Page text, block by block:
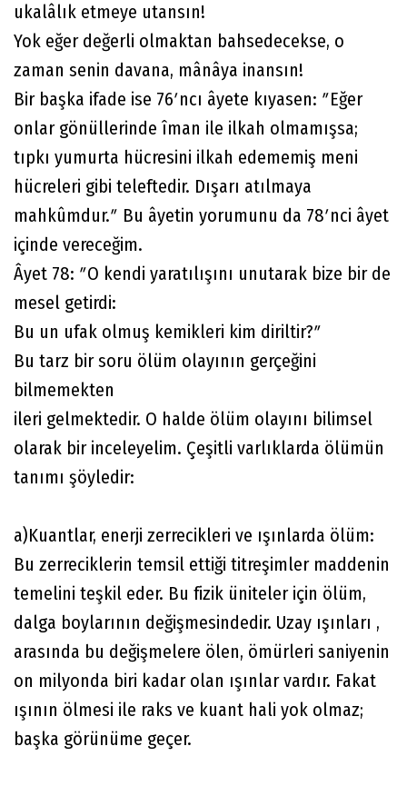
ukalâlık etmeye utansın!
Yok eğer değerli olmaktan bahsedecekse, o
zaman senin davana, mânâya inansın!
Bir başka ifade ise 76ʹncı âyete kıyasen: ʺEğer
onlar gönüllerinde îman ile ilkah olmamışsa;
tıpkı yumurta hücresini ilkah edememiş meni
hücreleri gibi teleftedir. Dışarı atılmaya
mahkûmdur.ʺ Bu âyetin yorumunu da 78ʹnci âyet
içinde vereceğim.
Âyet 78: ʺO kendi yaratılışını unutarak bize bir de
mesel getirdi:
Bu un ufak olmuş kemikleri kim diriltir?ʺ
Bu tarz bir soru ölüm olayının gerçeğini
bilmemekten
ileri gelmektedir. O halde ölüm olayını bilimsel
olarak bir inceleyelim. Çeşitli varlıklarda ölümün
tanımı şöyledir:
a)Kuantlar, enerji zerrecikleri ve ışınlarda ölüm:
Bu zerreciklerin temsil ettiği titreşimler maddenin
temelini teşkil eder. Bu fizik üniteler için ölüm,
dalga boylarının değişmesindedir. Uzay ışınları ,
arasında bu değişmelere ölen, ömürleri saniyenin
on milyonda biri kadar olan ışınlar vardır. Fakat
ışının ölmesi ile raks ve kuant hali yok olmaz;
başka görünüme geçer.